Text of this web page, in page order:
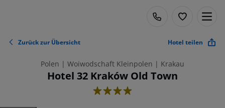
Zurück zur Übersicht Hotel teilen
Polen | Woiwodschaft Kleinpolen | Krakau
Hotel 32 Kraków Old Town
4